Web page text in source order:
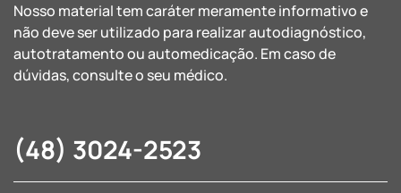
Nosso material tem caráter meramente informativo e
não deve ser utilizado para realizar autodiagnóstico,
autotratamento ou automedicação. Em caso de
dúvidas, consulte o seu médico.
(48) 3024-2523